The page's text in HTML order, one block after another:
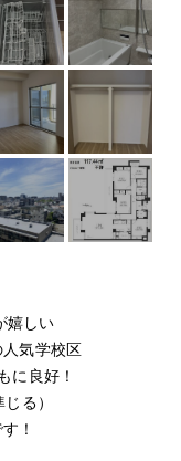
嬉しい
気学校区
に良好！
る）
！